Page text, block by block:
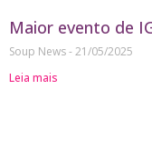
Maior evento de
Soup News 21/05/2025
Leia mais